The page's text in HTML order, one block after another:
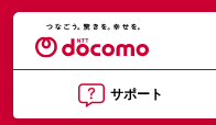
サポート